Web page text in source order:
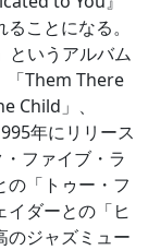
ことになる。
というアルバム
「Them There
Child」、
年にリリース
ファイブ・ラ
の「トゥー・フ
イダーとの「ヒ
のジャズミュー